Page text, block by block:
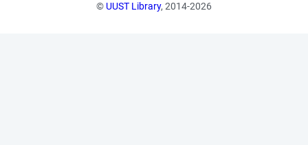
© UUST Library, 2014-2026